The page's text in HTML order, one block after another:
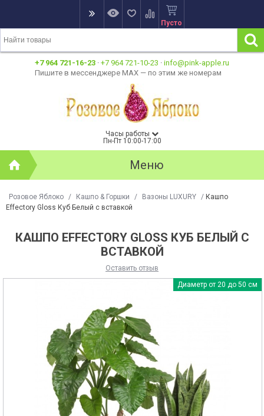
Пусто
+7 964 721-16-23 · +7 964 721-10-23 · info@pink-apple.ru
Пишите в мессенджере MAX — по этим же номерам
Часы работы
Пн-Пт 10:00-17:00
Меню
Розовое Яблоко / Кашпо & Горшки / Вазоны LUXURY / Кашпо
Effectory Gloss Куб Белый с вставкой
КАШПО EFFECTORY GLOSS КУБ БЕЛЫЙ С
ВСТАВКОЙ
Оставить отзыв
Диаметр от 20 до 50 см